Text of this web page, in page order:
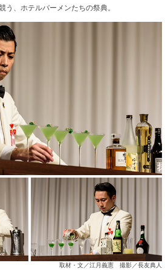
う、ホテルバーメンたちの祭典。
取材・文／江月義憲 撮影／長友典人